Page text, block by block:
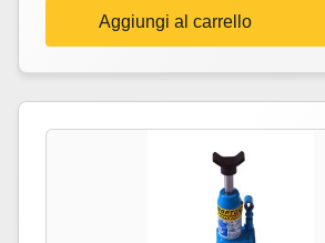
Aggiungi al carrello